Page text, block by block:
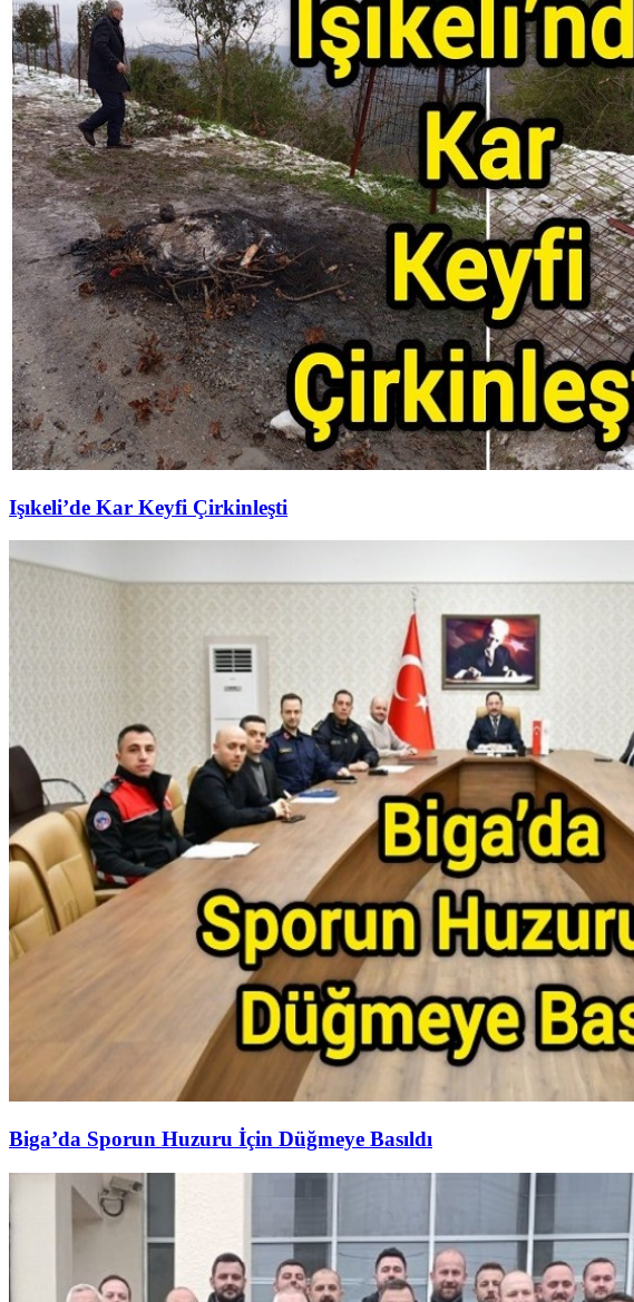
Işıkeli’de Kar Keyfi Çirkinleşti
Biga’da Sporun Huzuru İçin Düğmeye Basıldı